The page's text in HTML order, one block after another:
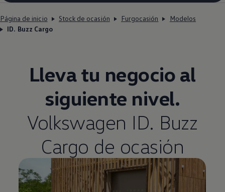
Página de inicio Stock de ocasión Furgocasión
Modelos
ID. Buzz Cargo
Lleva tu negocio al
siguiente nivel.
Volkswagen ID. Buzz
Cargo de ocasión